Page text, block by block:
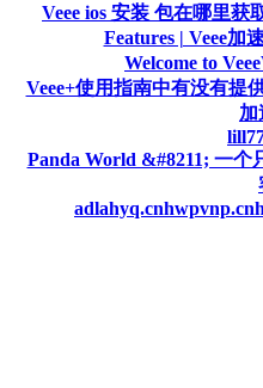
Veee ios 安装 包在哪里获
Features | Veee加
Welcome to
Veee+使用指南中有没有提
加
Panda World &#8211; 一
adlahyq.cnhwpvnp.cn